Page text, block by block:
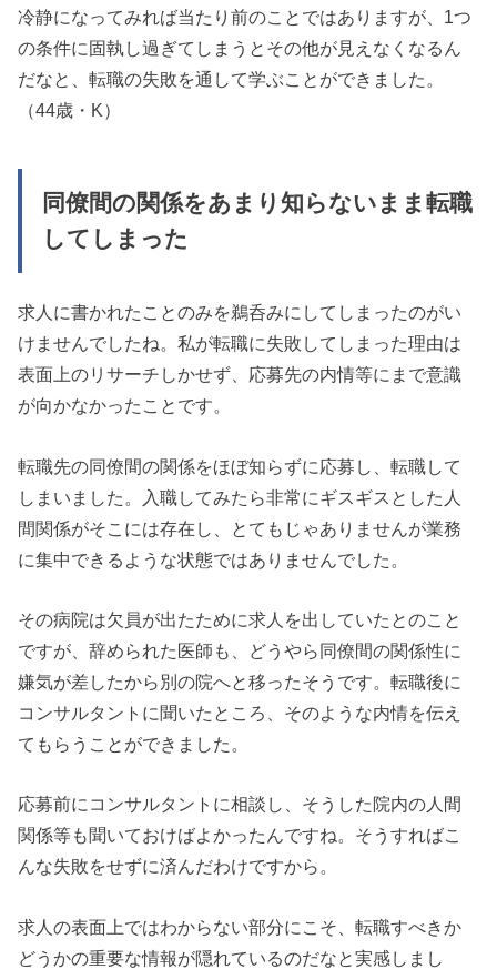
冷静になってみれば当たり前のことではありますが、1つ
の条件に固執し過ぎてしまうとその他が見えなくなるん
だなと、転職の失敗を通して学ぶことができました。
（44歳・K）
同僚間の関係をあまり知らないまま転職
してしまった
求人に書かれたことのみを鵜呑みにしてしまったのがい
けませんでしたね。私が転職に失敗してしまった理由は
表面上のリサーチしかせず、応募先の内情等にまで意識
が向かなかったことです。
転職先の同僚間の関係をほぼ知らずに応募し、転職して
しまいました。入職してみたら非常にギスギスとした人
間関係がそこには存在し、とてもじゃありませんが業務
に集中できるような状態ではありませんでした。
その病院は欠員が出たために求人を出していたとのこと
ですが、辞められた医師も、どうやら同僚間の関係性に
嫌気が差したから別の院へと移ったそうです。転職後に
コンサルタントに聞いたところ、そのような内情を伝え
てもらうことができました。
応募前にコンサルタントに相談し、そうした院内の人間
関係等も聞いておけばよかったんですね。そうすればこ
んな失敗をせずに済んだわけですから。
求人の表面上ではわからない部分にこそ、転職すべきか
どうかの重要な情報が隠れているのだなと実感しまし